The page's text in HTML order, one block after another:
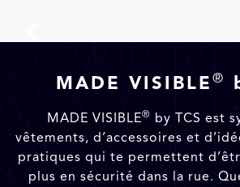
MADE VISIBLE ®
MADE VISIBLE® by TCS est
vêtements, d’accessoires et
pratiques qui te permettent
plus en sécurité dans la rue.